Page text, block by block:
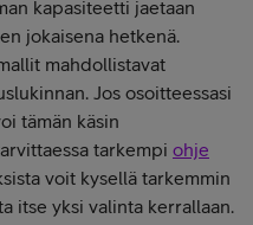
kapasiteetti jaetaan
jokaisena hetkenä.
mahdollistavat
Jos osoitteessasi
tämän käsin
tarkempi ohje
voit kysellä tarkemmin
itse yksi valinta kerrallaan.